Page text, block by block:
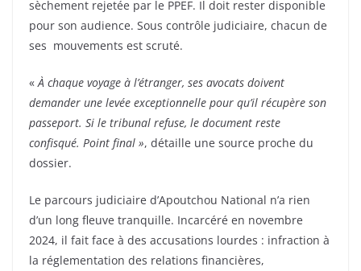
sèchement rejetée par le PPEF. Il doit rester disponible
pour son audience. Sous contrôle judiciaire, chacun de
ses mouvements est scruté.
« À chaque voyage à l’étranger, ses avocats doivent
demander une levée exceptionnelle pour qu’il récupère son
passeport. Si le tribunal refuse, le document reste
confisqué. Point final », détaille une source proche du
dossier.
Le parcours judiciaire d’Apoutchou National n’a rien
d’un long fleuve tranquille. Incarcéré en novembre
2024, il fait face à des accusations lourdes : infraction à
la réglementation des relations financières,